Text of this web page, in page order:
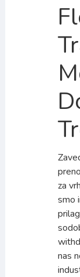
za
smo
nas